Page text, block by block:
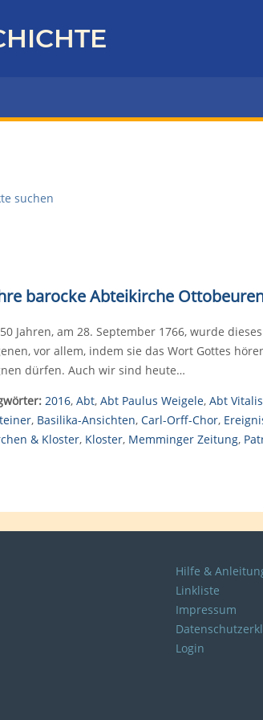
suchen
barocke Abteikirche
Jahren, am 28. September 1766, wurde
vor allem, indem sie das Wort Gottes
dürfen. Auch wir sind heute…
2016, Abt, Abt Paulus Weigele, Abt
, Basilika-Ansichten, Carl-Orff-Chor,
& Kloster, Kloster, Memminger Zeitung,
Hilfe &
Linkliste
Impressum
Login